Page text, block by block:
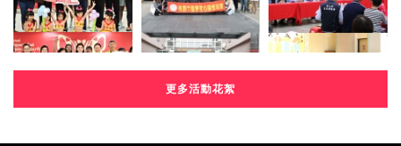
更多活動花絮